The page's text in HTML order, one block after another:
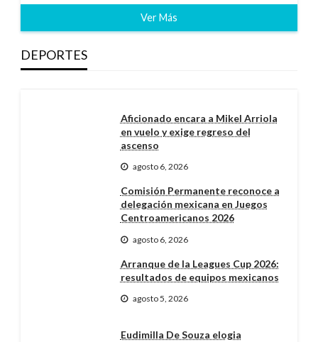
Ver Más
DEPORTES
Aficionado encara a Mikel Arriola
en vuelo y exige regreso del
ascenso
agosto 6, 2026
Comisión Permanente reconoce a
delegación mexicana en Juegos
Centroamericanos 2026
agosto 6, 2026
Arranque de la Leagues Cup 2026:
resultados de equipos mexicanos
agosto 5, 2026
Eudimilla De Souza elogia